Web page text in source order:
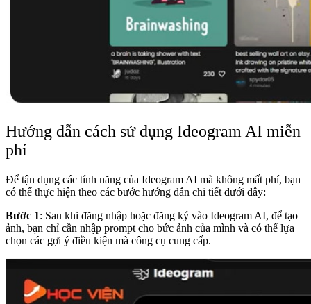
Hướng dẫn cách sử dụng Ideogram AI miễn
phí
Để tận dụng các tính năng của Ideogram AI mà không mất phí, bạn
có thể thực hiện theo các bước hướng dẫn chi tiết dưới đây:
Bước 1: Sau khi đăng nhập hoặc đăng ký vào Ideogram AI, để tạo
ảnh, bạn chỉ cần nhập prompt cho bức ảnh của mình và có thể lựa
chọn các gợi ý điều kiện mà công cụ cung cấp.